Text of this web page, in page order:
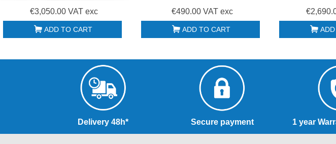
€3,050.00 VAT exc
ADD TO CART
€490.00 VAT exc
ADD TO CART
Delivery 48h* Secure payment 1 year